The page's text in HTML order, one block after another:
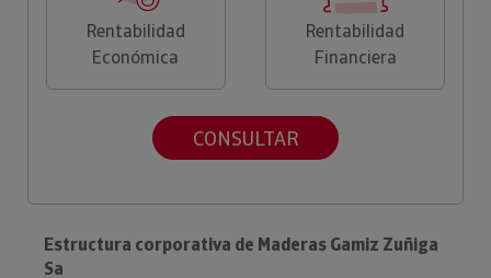
Rentabilidad
Económica
Rentabilidad
Financiera
CONSULTAR
Estructura corporativa de Maderas Gamiz Zuñiga
Sa